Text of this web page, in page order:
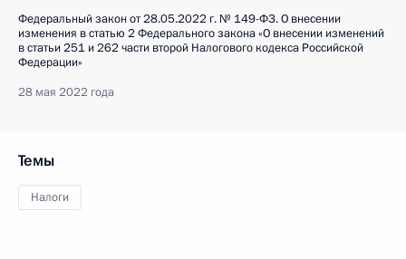
Федеральный закон от 28.05.2022 г. № 149-ФЗ. О внесении
изменения в статью 2 Федерального закона «О внесении изменений
в статьи 251 и 262 части второй Налогового кодекса Российской
Федерации»
28 мая 2022 года
Темы
Налоги